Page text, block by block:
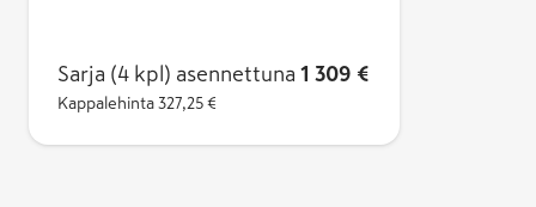
saat tyypillisen SportContact-tuntuman.
Sarja (4 kpl) asennettuna 1 309 €
Kappalehinta 327,25 €